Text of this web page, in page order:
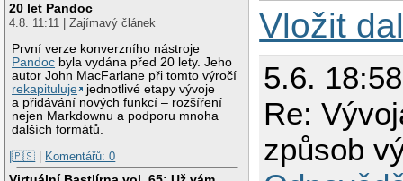
20 let Pandoc
4.8. 11:11 | Zajímavý článek
První verze konverzního nástroje
Pandoc byla vydána před 20 lety. Jeho
autor John MacFarlane při tomto výročí
rekapituluje
jednotlivé etapy vývoje
a přidávání nových funkcí – rozšíření
nejen Markdownu a podporu mnoha
dalších formátů.
|🇵🇸 | Komentářů: 0
Vložit
5.6.
Re:
způsob